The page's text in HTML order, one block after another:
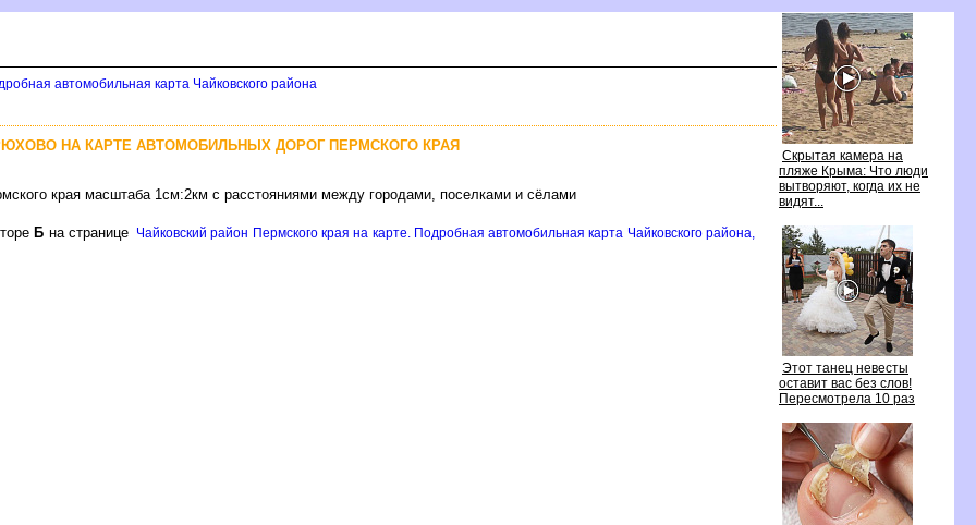
Скрытая камера на
пляже Крыма: Что люди
ытворяют, когда их не
идят...
Этот танец невесты
оставит вас без слов!
Пересмотрела 10 раз
автомобильная карта Чайковского района
НА КАРТЕ АВТОМОБИЛЬНЫХ ДОРОГ ПЕРМСКОГО КРАЯ
края масштаба 1см:2км с расстояниями между городами, поселками и сёлами
Б на странице Чайковский район Пермского края на карте. Подробная автомобильная карта Чайковского района,